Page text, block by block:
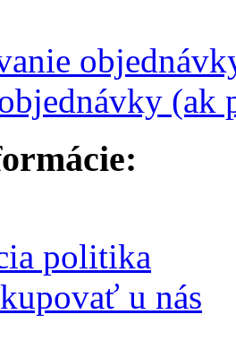
(ak
politika
u nás